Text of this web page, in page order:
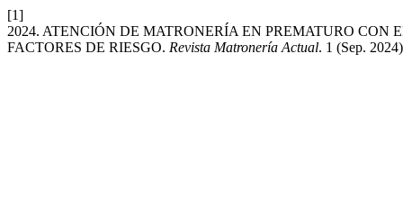
[1]
2024. ATENCIÓN DE MATRONERÍA EN PREMATURO
FACTORES DE RIESGO. Revista Matronería Actual. 1 (Sep.